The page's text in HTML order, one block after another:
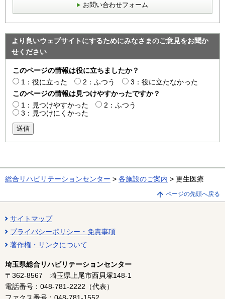
お問い合わせフォーム
より良いウェブサイトにするためにみなさまのご意見をお聞か
せください
このページの情報は役に立ちましたか？
1：役に立った
2：ふつう
3：役に立たなかった
このページの情報は見つけやすかったですか？
1：見つけやすかった
2：ふつう
3：見つけにくかった
送信
総合リハビリテーションセンター > 各施設のご案内 > 更生医療
ページの先頭へ戻る
サイトマップ
プライバシーポリシー・免責事項
著作権・リンクについて
埼玉県総合リハビリテーションセンター
〒362-8567 埼玉県上尾市西貝塚148-1
電話番号：048-781-2222（代表）